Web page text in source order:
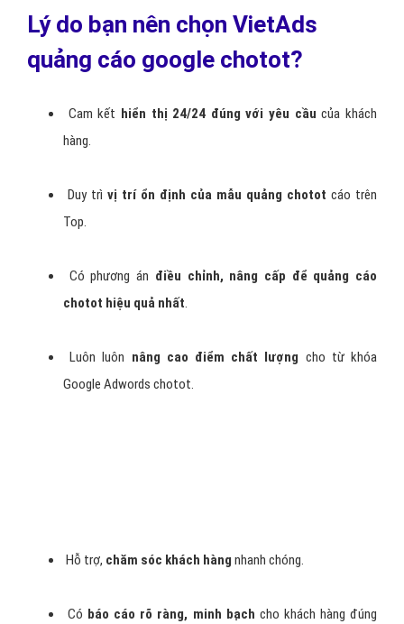
Lý do bạn nên chọn VietAds
quảng cáo google chotot?
Cam kết hiển thị 24/24 đúng với yêu cầu của khách
hàng.
Duy trì vị trí ổn định của mẫu quảng chotot cáo trên
Top.
Có phương án điều chỉnh, nâng cấp để quảng cáo
chotot hiệu quả nhất.
Luôn luôn nâng cao điểm chất lượng cho từ khóa
Google Adwords chotot.
Hỗ trợ, chăm sóc khách hàng nhanh chóng.
Có báo cáo rõ ràng, minh bạch cho khách hàng đúng